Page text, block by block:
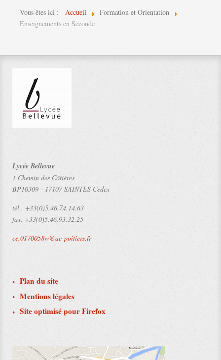
Vous êtes ici : Accueil
Formation et Orientation
Enseignements en Seconde
Lycée Bellevue
1 Chemin des Côtières
BP10309 - 17107 SAINTES Cedex
tél . +33(0)5.46.74.14.63
fax. +33(0)5.46.93.32.25
ce.0170058w@ac-poitiers.fr
Plan du site
Mentions légales
Site optimisé pour Firefox